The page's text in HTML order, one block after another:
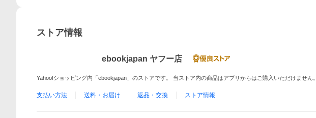
ストア情報
ebookjapan ヤフー店
Yahoo!ショッピング内「ebookjapan」のストアです。 当ストア内の商品はアプリからはご購入いただけません。
支払い方法 送料・お届け 返品・交換 ストア情報